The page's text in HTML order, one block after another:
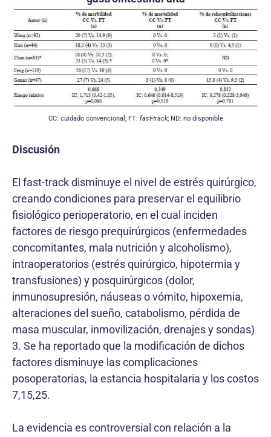
CC: cuidado convencional; FT: fast-track; ND: no disponible
Discusión
El fast-track disminuye el nivel de estrés quirúrgico,
creando condiciones para preservar el equilibrio
fisio­lógico perioperatorio, en el cual inciden
factores de riesgo prequirúrgicos (enfermedades
concomitantes, mala nutrición y alcoholismo),
intraoperatorios (estrés quirúrgico, hipotermia y
transfusiones) y posquirúrgicos (dolor,
inmunosupresión, náuseas o vómito, hipoxemia,
alteraciones del sueño, catabolismo, pérdida de
masa muscular, inmovilización, drenajes y sondas)
3. Se ha reportado que la modificación de dichos
factores dis­minuye las complicaciones
posoperatorias, la estancia hospitalaria y los costos
7,15,25.
La evidencia es controversial con relación a la